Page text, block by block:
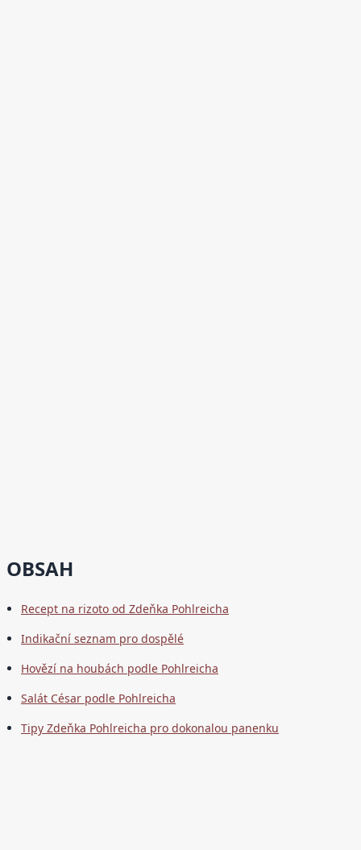
OBSAH
Recept na rizoto od Zdeňka Pohlreicha
Indikační seznam pro dospělé
Hovězí na houbách podle Pohlreicha
Salát César podle Pohlreicha
Tipy Zdeňka Pohlreicha pro dokonalou panenku